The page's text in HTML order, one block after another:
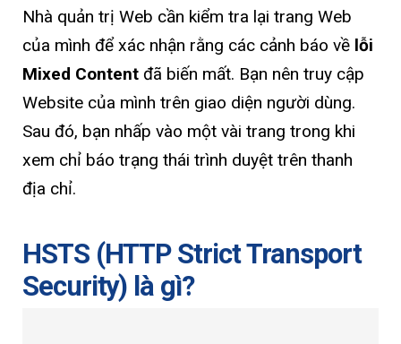
Nhà quản trị Web cần kiểm tra lại trang Web
của mình để xác nhận rằng các cảnh báo về lỗi
Mixed Content đã biến mất. Bạn nên truy cập
Website của mình trên giao diện người dùng.
Sau đó, bạn nhấp vào một vài trang trong khi
xem chỉ báo trạng thái trình duyệt trên thanh
địa chỉ.
HSTS (HTTP Strict Transport
Security) là gì?